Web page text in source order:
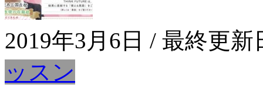
2019年3月6日 / 最終更
ッスン